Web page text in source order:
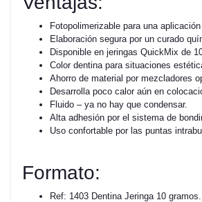
Fotopolimerizable para una aplicación
Elaboración segura por un curado
Disponible en jeringas QuickMix de
Color dentina para situaciones
Ahorro de material por mezcladores
Desarrolla poco calor aún en
Fluido – ya no hay que condensar.
Alta adhesión por el sistema de
Uso confortable por las puntas
Formato:
Ref: 1403 Dentina Jeringa 10 gramos.